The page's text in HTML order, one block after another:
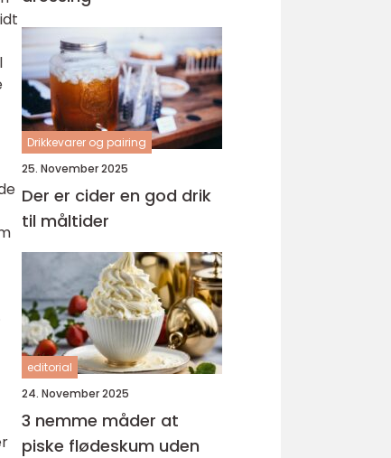
Drikkevarer og pairing
25. November 2025
Der er cider en god drik
til måltider
editorial
24. November 2025
3 nemme måder at
piske flødeskum uden